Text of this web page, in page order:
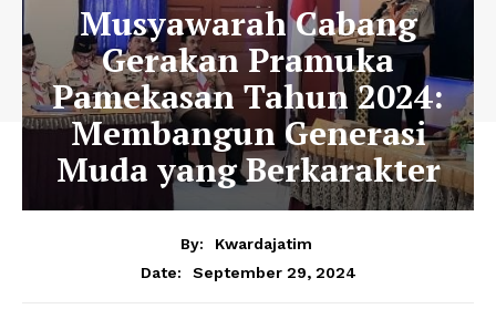
Musyawarah Cabang
Gerakan Pramuka
Pamekasan Tahun 2024:
Membangun Generasi
Muda yang Berkarakter
By:
Kwardajatim
Date:
September 29, 2024